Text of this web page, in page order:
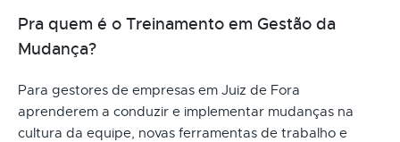
Pra quem é o Treinamento em Gestão da
Mudança?
Para gestores de empresas em Juiz de Fora
aprenderem a conduzir e implementar mudanças na
cultura da equipe, novas ferramentas de trabalho e